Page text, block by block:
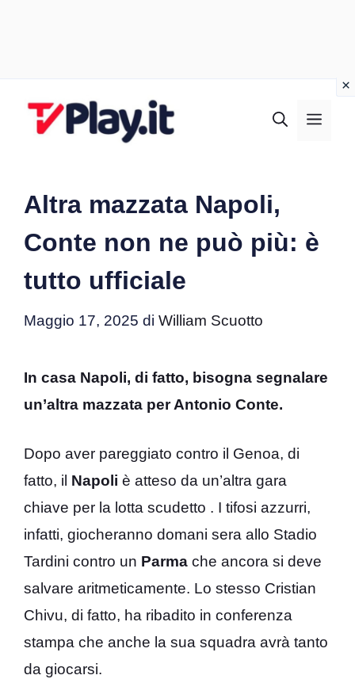
Altra mazzata Napoli,
Conte non ne può più: è
tutto ufficiale
Maggio 17, 2025 di William Scuotto
In casa Napoli, di fatto, bisogna segnalare
un’altra mazzata per Antonio Conte.
Dopo aver pareggiato contro il Genoa, di
fatto, il Napoli è atteso da un’altra gara
chiave per la lotta scudetto . I tifosi azzurri,
infatti, giocheranno domani sera allo Stadio
Tardini contro un Parma che ancora si deve
salvare aritmeticamente. Lo stesso Cristian
Chivu, di fatto, ha ribadito in conferenza
stampa che anche la sua squadra avrà tanto
da giocarsi.